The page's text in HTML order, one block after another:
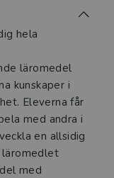
till det digitala
under tre
gäller
(nivå och ämne)
naturligtvis alltid
ytterligare
hela
läromedel
kunskaper i
Eleverna får
med andra i
en allsidig
läromedlet
med